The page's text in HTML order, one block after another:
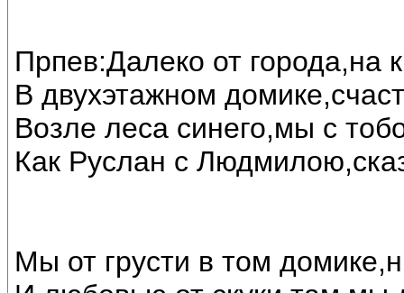
Прпев:Далеко от города,на
В двухэтажном
Возле леса синего,мы с
Как Руслан с
Мы от грусти в том